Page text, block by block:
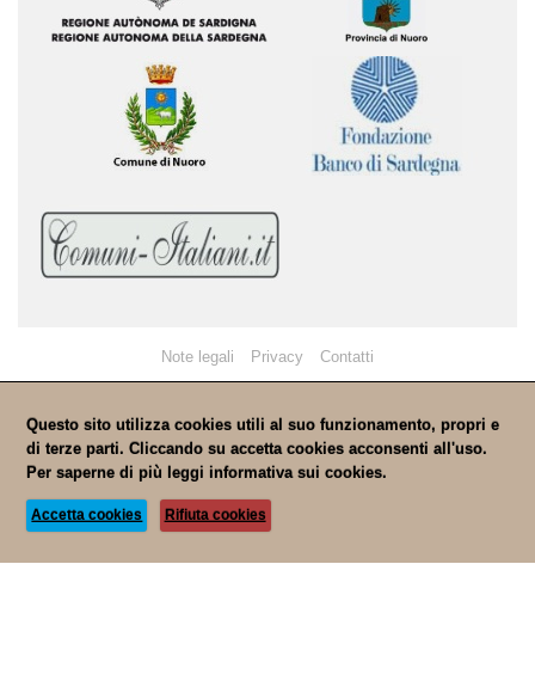
Note legali Privacy Contatti
Questo sito utilizza cookies utili al suo funzionamento, propri e
di terze parti. Cliccando su accetta cookies acconsenti all'uso.
Per saperne di più leggi informativa sui cookies.
Accetta cookies Rifiuta cookies